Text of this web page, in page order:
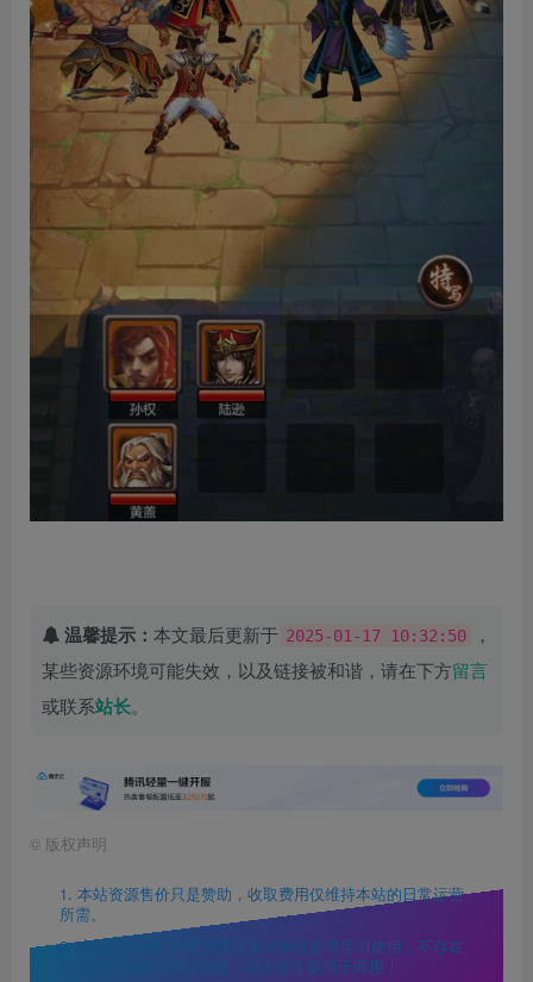
温馨提示： 本文最后更新于 2025-01-17 10:32:50
，
某些资源环境可能失效，以及链接被和谐，请在下方留言
或联系站长。
© 版权声明
1. 本站资源售价只是赞助，收取费用仅维持本站的日常运营
所需。
2. 本站提供的所有资源仅供本地单机参考学习使用，不存在
任何商业目的与商业用途，请大家不要用于商用！